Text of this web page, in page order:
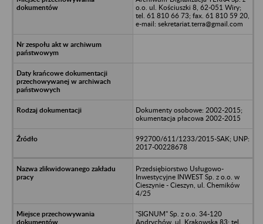
o.o. ul. Kościuszki 8, 62-051 Wiry;
tel. 61 810 66 73; fax. 61 810 59 20,
e-mail: sekretariat.terra@gmail.com
Dokumenty osobowe: 2002-2015;
okumentacja płacowa 2002-2015
992700/611/1233/2015-SAK; UNP:
2017-00228678
Przedsiębiorstwo Usługowo-
Inwestycyjne INWEST Sp. z o.o. w
Cieszynie - Cieszyn, ul. Chemików
4/25
"SIGNUM" Sp. z o.o. 34-120
Andrychów, ul. Krakowska 83; tel.